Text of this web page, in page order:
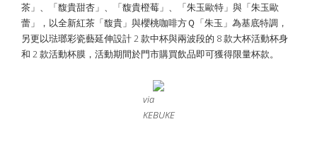
茶」、「馥貴甜杏」、「馥貴橙莓」、「朱玉歐特」與「朱玉歐
蕾」，以全新紅茶「馥貴」與櫻桃咖啡方Ｑ「朱玉」為基底特調，
另更以琺瑯彩瓷藝延伸設計 2 款中杯與兩波段的 8 款大杯活動杯身
和 2 款活動杯膜，活動期間於門市購買飲品即可獲得限量杯款。
via
KEBUKE